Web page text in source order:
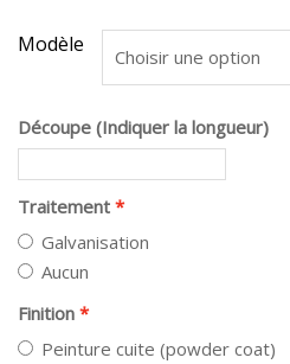
Modèle
Découpe (Indiquer la longueur)
Traitement
Galvanisation
Aucun
Finition
Peinture cuite (powder coat)